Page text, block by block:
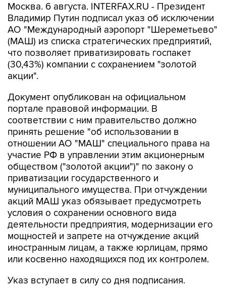
Москва. 6 августа. INTERFAX.RU - Президент
Владимир Путин подписал указ об исключении
АО "Международный аэропорт "Шереметьево"
(МАШ) из списка стратегических предприятий,
что позволяет приватизировать госпакет
(30,43%) компании с сохранением "золотой
акции".
Документ опубликован на официальном
портале правовой информации. В
соответствии с ним правительство должно
принять решение "об использовании в
отношении АО "МАШ" специального права на
участие РФ в управлении этим акционерным
обществом ("золотой акции")" по закону о
приватизации государственного и
муниципального имущества. При отчуждении
акций МАШ указ обязывает предусмотреть
условия о сохранении основного вида
деятельности предприятия, модернизации его
мощностей и запрете на отчуждение акций
иностранным лицам, а также юрлицам, прямо
или косвенно находящихся под их контролем.
Указ вступает в силу со дня подписания.